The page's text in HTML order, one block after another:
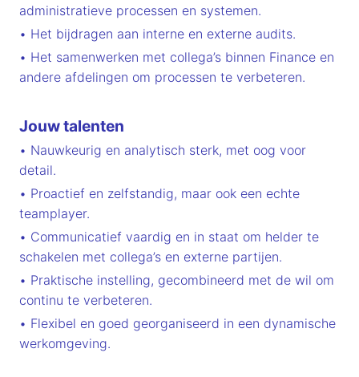
administratieve processen en systemen.
• Het bijdragen aan interne en externe audits.
• Het samenwerken met collega’s binnen Finance en
andere afdelingen om processen te verbeteren.
Jouw talenten
• Nauwkeurig en analytisch sterk, met oog voor
detail.
• Proactief en zelfstandig, maar ook een echte
teamplayer.
• Communicatief vaardig en in staat om helder te
schakelen met collega’s en externe partijen.
• Praktische instelling, gecombineerd met de wil om
continu te verbeteren.
• Flexibel en goed georganiseerd in een dynamische
werkomgeving.